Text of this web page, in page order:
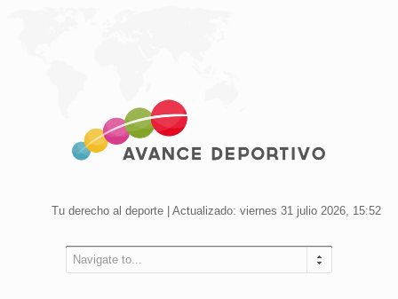
Tu derecho al deporte | Actualizado: viernes 31 julio 2026, 15:52
Navigate to...